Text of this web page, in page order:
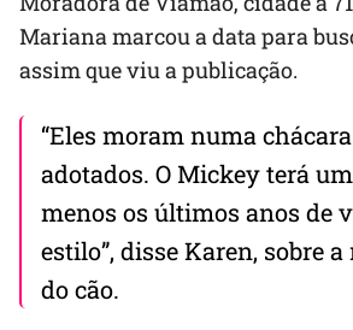
Mariana marcou a data para
assim que viu a publicação.
“Eles moram numa
adotados. O Mickey terá
menos os últimos anos de
estilo”, disse Karen, sobre
do cão.